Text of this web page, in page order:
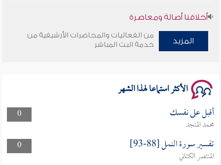
أخلاقنا أصالة ومعاصرة
وأمنهم من خوف 9
المزيد
من الفعاليات والمحاضرات الأرشيفية من
خدمة البث المباشر
الأكثر استماعا لهذا الشهر
0 أقبل على نفسك
محمد المنجد
0
تفسير سورة النمل [88-93]
المنتصر الكتاني